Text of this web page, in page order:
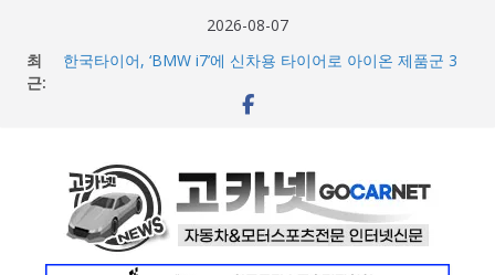
2026-08-07
최
근:
공개… 일본서 28일 계약 개시
현대차 8세대 아반떼, 계약 개시 첫 날 1만대 돌파… 인스퍼
레이션 트림 52% 차지
아우디, 405일 만에 완성한 초고성능 슈퍼카 ‘누볼라리’ 제
작 비하인드 영상 공개